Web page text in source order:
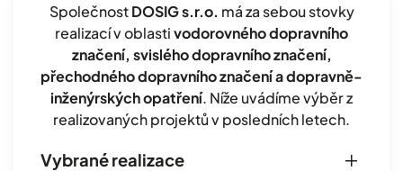
SpolečnostDOSIG s.r.o. má za sebou stovky
realizací v oblastivodorovného dopravního
značení, svislého dopravního značení,
přechodného dopravního značení a dopravně-
inženýrských opatření. Níže uvádíme výběr z
realizovaných projektů v posledních letech.
Vybrané realizace